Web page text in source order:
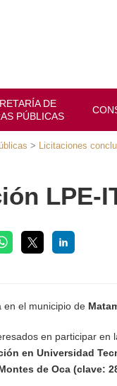
DE
PÚBLICAS
>Licitaciones
LPE-
el municipio de
en participar en
en Universidad
Montes de Oca